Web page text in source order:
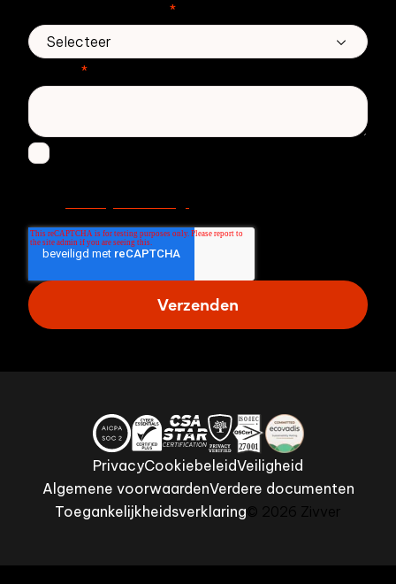
*
*
PrivacyCookiebeleidVeiligheid
Algemene voorwaardenVerdere documenten
Toegankelijkheidsverklaring© 2026 Zivver